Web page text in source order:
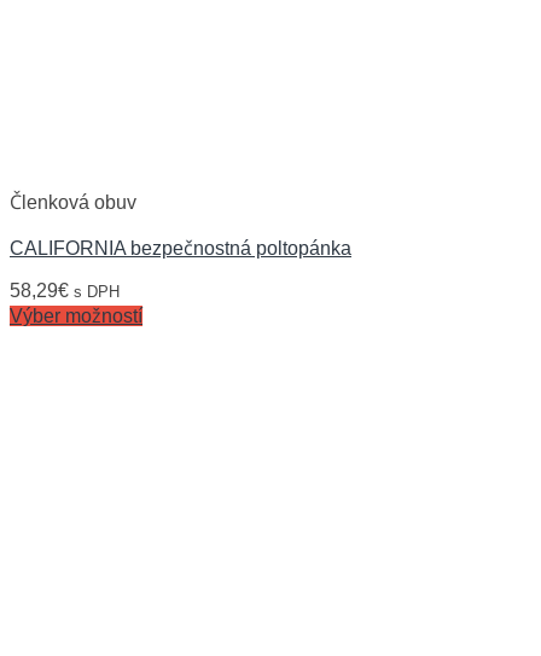
Členková obuv
CALIFORNIA bezpečnostná poltopánka
58,29€ s DPH
Výber možností